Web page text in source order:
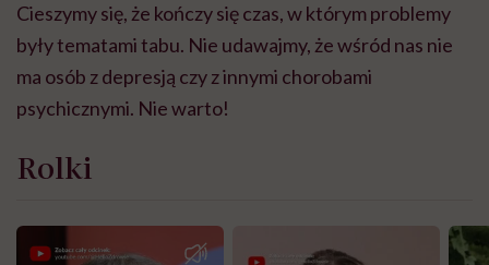
Cieszymy się, że kończy się czas, w którym problemy
były tematami tabu. Nie udawajmy, że wśród nas nie
ma osób z depresją czy z innymi chorobami
psychicznymi. Nie warto!
Rolki